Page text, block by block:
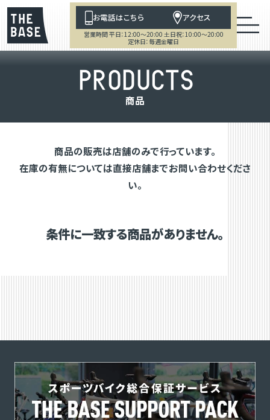
お電話はこちら アクセス
営業時間 平日：12:00～20:00 土日祝：10:00～20:00
定休日：毎週金曜日
PRODUCTS
商品
商品の販売は店舗のみで行っています。
在庫の有無については直接店舗までお問い合わせくださ
い。
条件に一致する商品がありません。